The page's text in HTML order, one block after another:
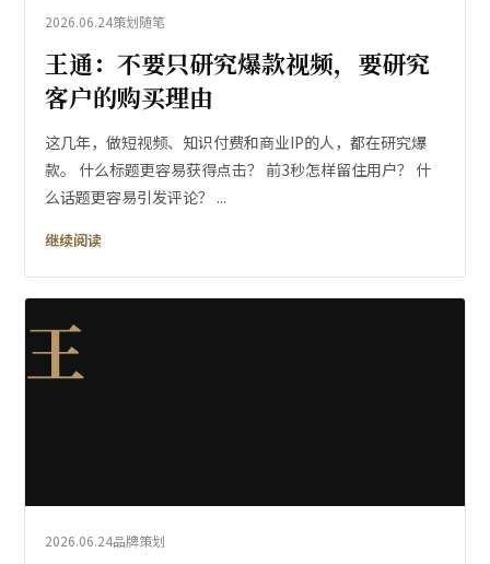
2026.06.24策划随笔
王通：不要只研究爆款视频，要研究
客户的购买理由
这几年，做短视频、知识付费和商业IP的人，都在研究爆
款。 什么标题更容易获得点击？ 前3秒怎样留住用户？ 什
么话题更容易引发评论？ ...
继续阅读
王
2026.06.24品牌策划